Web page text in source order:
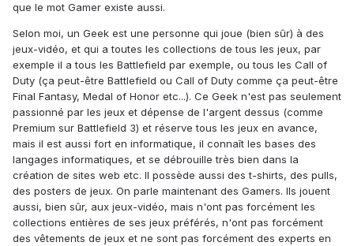
que le mot Gamer existe aussi.
Selon moi, un Geek est une personne qui joue (bien sûr) à des
jeux-vidéo, et qui a toutes les collections de tous les jeux, par
exemple il a tous les Battlefield par exemple, ou tous les Call of
Duty (ça peut-être Battlefield ou Call of Duty comme ça peut-être
Final Fantasy, Medal of Honor etc...). Ce Geek n'est pas seulement
passionné par les jeux et dépense de l'argent dessus (comme
Premium sur Battlefield 3) et réserve tous les jeux en avance,
mais il est aussi fort en informatique, il connaît les bases des
langages informatiques, et se débrouille très bien dans la
création de sites web etc. Il possède aussi des t-shirts, des pulls,
des posters de jeux. On parle maintenant des Gamers. Ils jouent
aussi, bien sûr, aux jeux-vidéo, mais n'ont pas forcément les
collections entières de ses jeux préférés, n'ont pas forcément
des vêtements de jeux et ne sont pas forcément des experts en